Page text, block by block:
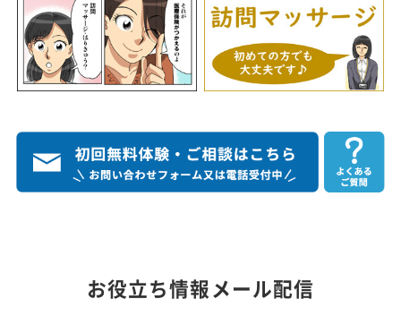
お役立ち情報メール配信